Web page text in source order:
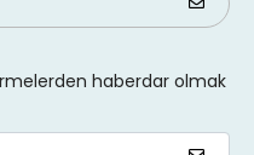
haberdar olmak